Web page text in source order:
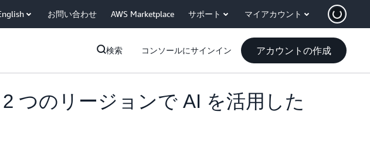
お問い合わせ AWS Marketplace サポート マイアカウント
検索 コンソールにサインイン アカウントの作成
つのリージョンで AI を活用した